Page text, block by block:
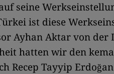
seine
ist diese
Ayhan Aktar von der
hatten wir den
Recep Tayyip